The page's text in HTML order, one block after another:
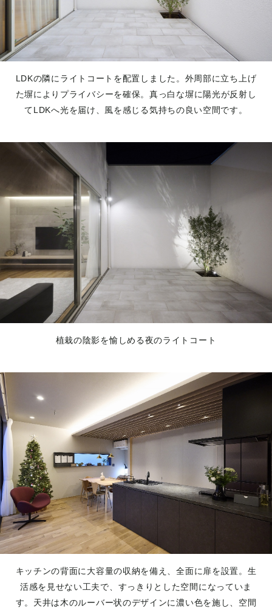
LDKの隣にライトコートを配置しました。外周部に立ち上げ
た塀によりプライバシーを確保。真っ白な塀に陽光が反射し
てLDKへ光を届け、風を感じる気持ちの良い空間です。
植栽の陰影を愉しめる夜のライトコート
キッチンの背面に大容量の収納を備え、全面に扉を設置。生
活感を見せない工夫で、すっきりとした空間になっていま
す。天井は木のルーバー状のデザインに濃い色を施し、空間